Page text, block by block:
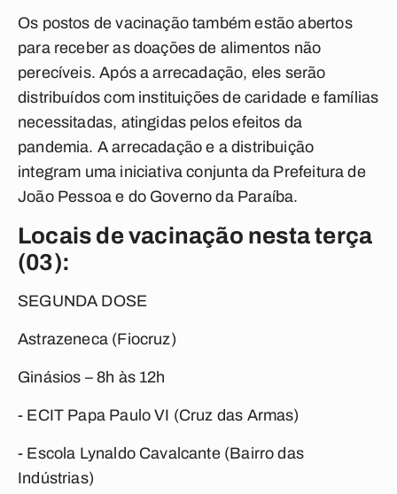
Os postos de vacinação também estão abertos
para receber as doações de alimentos não
perecíveis. Após a arrecadação, eles serão
distribuídos com instituições de caridade e famílias
necessitadas, atingidas pelos efeitos da
pandemia. A arrecadação e a distribuição
integram uma iniciativa conjunta da Prefeitura de
João Pessoa e do Governo da Paraíba.
Locais de vacinação nesta terça
(03):
SEGUNDA DOSE
Astrazeneca (Fiocruz)
Ginásios – 8h às 12h
- ECIT Papa Paulo VI (Cruz das Armas)
- Escola Lynaldo Cavalcante (Bairro das
Indústrias)